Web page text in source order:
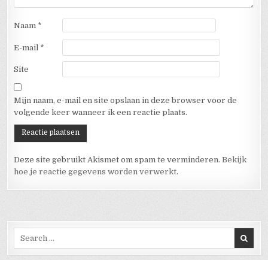
Naam *
E-mail *
Site
Mijn naam, e-mail en site opslaan in deze browser voor de
volgende keer wanneer ik een reactie plaats.
Deze site gebruikt Akismet om spam te verminderen.Bekijk
hoe je reactie gegevens worden verwerkt.